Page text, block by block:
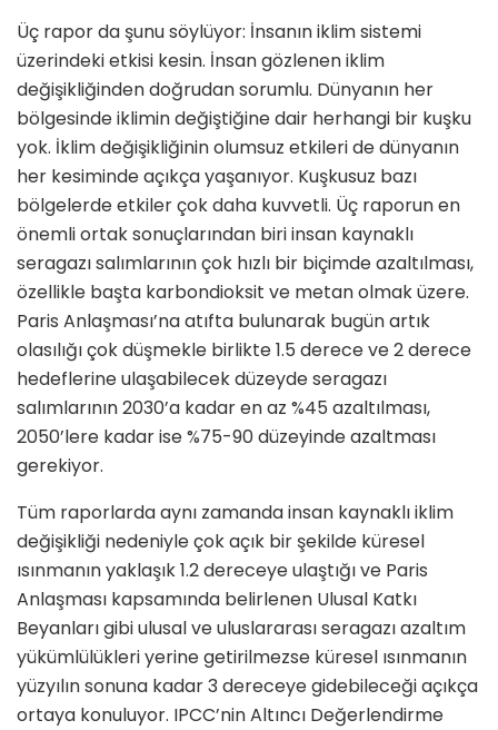
Üç rapor da şunu söylüyor: İnsanın iklim sistemi
üzerindeki etkisi kesin. İnsan gözlenen iklim
değişikliğinden doğrudan sorumlu. Dünyanın her
bölgesinde iklimin değiştiğine dair herhangi bir kuşku
yok. İklim değişikliğinin olumsuz etkileri de dünyanın
her kesiminde açıkça yaşanıyor. Kuşkusuz bazı
bölgelerde etkiler çok daha kuvvetli. Üç raporun en
önemli ortak sonuçlarından biri insan kaynaklı
seragazı salımlarının çok hızlı bir biçimde azaltılması,
özellikle başta karbondioksit ve metan olmak üzere.
Paris Anlaşması’na atıfta bulunarak bugün artık
olasılığı çok düşmekle birlikte 1.5 derece ve 2 derece
hedeflerine ulaşabilecek düzeyde seragazı
salımlarının 2030’a kadar en az %45 azaltılması,
2050’lere kadar ise %75-90 düzeyinde azaltması
gerekiyor.
Tüm raporlarda aynı zamanda insan kaynaklı iklim
değişikliği nedeniyle çok açık bir şekilde küresel
ısınmanın yaklaşık 1.2 dereceye ulaştığı ve Paris
Anlaşması kapsamında belirlenen Ulusal Katkı
Beyanları gibi ulusal ve uluslararası seragazı azaltım
yükümlülükleri yerine getirilmezse küresel ısınmanın
yüzyılın sonuna kadar 3 dereceye gidebileceği açıkça
ortaya konuluyor. IPCC’nin Altıncı Değerlendirme